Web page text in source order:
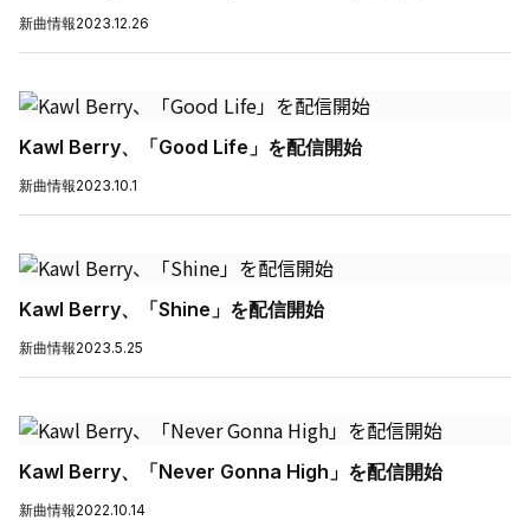
新曲情報2023.12.26
Kawl Berry、「Good Life」を配信開始
新曲情報2023.10.1
Kawl Berry、「Shine」を配信開始
新曲情報2023.5.25
Kawl Berry、「Never Gonna High」を配信開始
新曲情報2022.10.14